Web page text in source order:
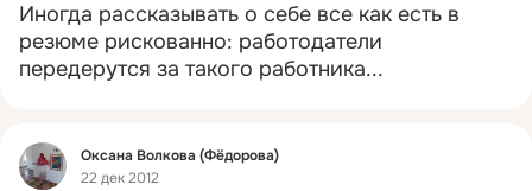
Иногда рассказывать о себе все как есть в
резюме рискованно: работодатели
передерутся за такого работника...
Фид
Оксана Волкова (Фёдорова)
22 дек 2012